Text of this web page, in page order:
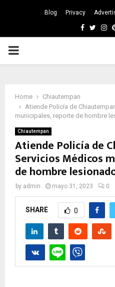
Blog Privacy
Facebook
PRIMARY
Home
Chiautempan
Atiende Policía de
municipales, reporte de hombre
Chiautempan
Atiende Policía de
Servicios Médicos
de hombre
by admin mayo 31, 2023 0
SHARE 0